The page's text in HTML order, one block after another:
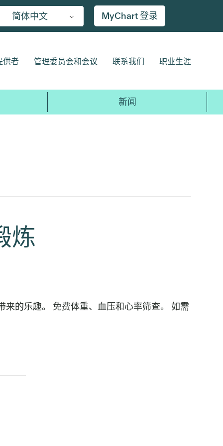
简体中文 MyChart 登录
供者 管理委员会和会议 联系我们 职业生涯
新闻
炼
的乐趣。 免费体重、血压和心率筛查。 如需